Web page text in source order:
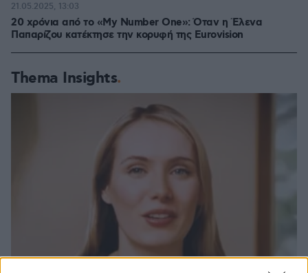
20 χρόνια από το «My Number One»: Όταν η Έλενα
Παπαρίζου κατέκτησε την κορυφή της Eurovision
21.05.2025, 13:03
Thema Insights